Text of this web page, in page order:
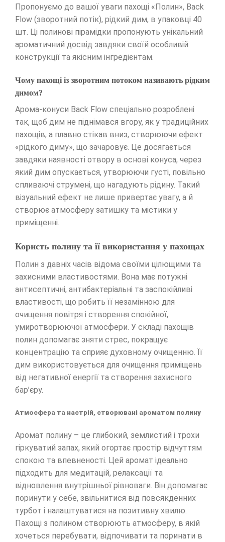
Пропонуємо до вашої уваги пахощі «Полин», Back
Flow (зворотний потік), рідкий дим, в упаковці 40
шт. Ці полинові пірамідки пропонують унікальний
ароматичний досвід завдяки своїй особливій
конструкції та якісним інгредієнтам.
Чому пахощі із зворотним потоком називають рідким
димом?
Арома-конуси Back Flow спеціально розроблені
так, щоб дим не піднімався вгору, як у традиційних
пахощів, а плавно стікав вниз, створюючи ефект
«рідкого диму», що зачаровує. Це досягається
завдяки наявності отвору в основі конуса, через
який дим опускається, утворюючи густі, повільно
спливаючі струмені, що нагадують рідину. Такий
візуальний ефект не лише привертає увагу, а й
створює атмосферу затишку та містики у
приміщенні.
Користь полину та її використання у пахощах
Полин з давніх часів відома своїми цілющими та
захисними властивостями. Вона має потужні
антисептичні, антибактеріальні та заспокійливі
властивості, що робить її незамінною для
очищення повітря і створення спокійної,
умиротворюючої атмосфери. У складі пахощів
полин допомагає зняти стрес, покращує
концентрацію та сприяє духовному очищенню. Її
дим використовується для очищення приміщень
від негативної енергії та створення захисного
бар’єру.
Атмосфера та настрій, створювані ароматом полину
Аромат полину – це глибокий, землистий і трохи
гіркуватий запах, який огортає простір відчуттям
спокою та впевненості. Цей аромат ідеально
підходить для медитацій, релаксації та
відновлення внутрішньої рівноваги. Він допомагає
поринути у себе, звільнитися від повсякденних
турбот і налаштуватися на позитивну хвилю.
Пахощі з полином створюють атмосферу, в якій
хочеться перебувати, відпочивати та поринати в